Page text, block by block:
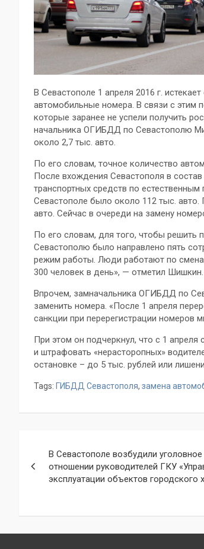
В Севастополе 1 апреля 2016 г.
автомобильные номера. В связи с
которые заранее не успели получить
начальника ОГИБДД по Севастополю
около 2,7 тыс. авто.
По его словам, точное количество
После вхождения Севастополя в
транспортных средств по естественным
Севастополе было около 112 тыс. авто.
авто. Сейчас в очереди на замену
По его словам, для того, чтобы решить
Севастополю было направлено пять
режим работы. Люди работают по
300 человек в день», — отметил Шишкин.
Впрочем, замначальника ОГИБДД по
заменить номера. «После 1 апреля
санкции при перерегистрации номеров
При этом он подчеркнул, что с 1
и штрафовать «нерасторопных»
остановке – до 5 тыс. рублей или
Tags: ГИБДД Севастополя, замена
по
записям
В Севастополе возбудили
отношении руководителей ГКУ
эксплуатации объектов городского